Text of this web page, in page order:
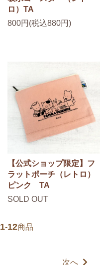
ロ）TA
800円(税込880円)
【公式ショップ限定】フ
ラットポーチ（レトロ）
ピンク TA
SOLD OUT
1-12商品
次へ